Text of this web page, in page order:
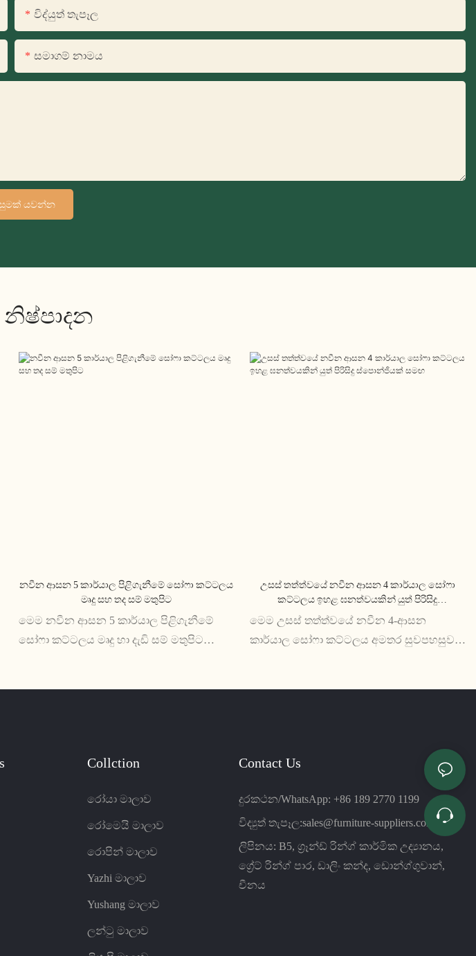
විද්යුත් තැපෑල
සමාගම් නාමය
යවන්න
නවීන ආසන 5 කාර්යාල පිළිගැනීමේ සෝෆා කට්ටලය
මෘදු සහ තද සම් මතුපිට
මෙම නවීන ආසන 5 කාර්යාල පිළිගැනීමේ
සෝෆා කට්ටලය මෘදු හා දැඩි සම් මතුපිට
උසස් තත්ත්වයේ නවීන ආසන 4 කාර්යාල සෝෆා
කට්ටලය ඉහළ ඝනත්වයකින් යුත් පිරිසිදු
ස්පොන්ජියක් සමඟ
මෙම උසස් තත්ත්වයේ නවීන 4-ආසන
කාර්යාල සෝෆා කට්ටලය අමතර සුවපහසුව
Collction
රෝයා මාලාව
රෝමෙයි මාලාව
රොපින් මාලාව
Yazhi මාලාව
Yushang මාලාව
ලන්ටු මාලාව
Contact Us
දුරකථන/WhatsApp: +86 189 2770 1199
විද්‍යුත් තැපෑල:sales@furniture-suppliers.com
ලිපිනය: B5, ග්‍රෑන්ඩ් රින්ග් කාර්මික උද්‍යානය,
ග්‍රේට් රින්ග් පාර, ඩාලිං කන්ද, ඩොන්ග්ගුවාන්,
චීනය